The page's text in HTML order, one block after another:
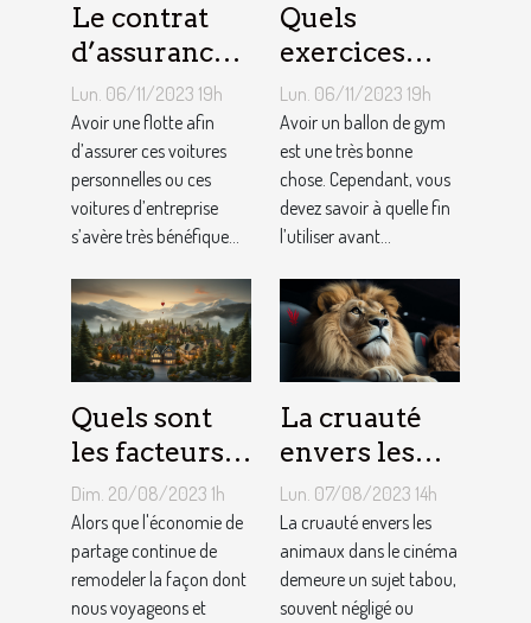
Le contrat
d’assurance
auto par
flotte : est-il
si
bénéfique ?
Lun. 06/11/2023 19h
Avoir une flotte afin
d’assurer ces voitures
personnelles ou ces
voitures d’entreprise
s’avère très bénéfique...
Quels
exercices
pouvez-vous
faire avec un
ballon de
gym ?
Lun. 06/11/2023 19h
Avoir un ballon de gym
est une très bonne
chose. Cependant, vous
devez savoir à quelle fin
l’utiliser avant...
Quels sont
les facteurs
qui sous-
tendent la
tarification
des services
Dim. 20/08/2023 1h
Alors que l'économie de
partage continue de
remodeler la façon dont
nous voyageons et
La cruauté
envers les
animaux
dans le
cinéma : un
sujet tabou
Lun. 07/08/2023 14h
La cruauté envers les
animaux dans le cinéma
demeure un sujet tabou,
souvent négligé ou